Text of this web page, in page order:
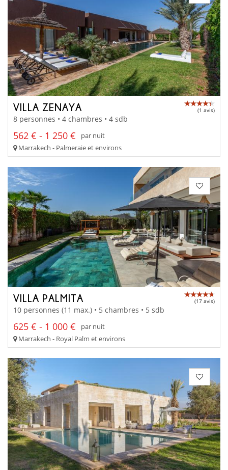
VILLA ZENAYA (1 avis)
8 personnes • 4 chambres • 4 sdb
562 € - 1 250 €
par nuit
Marrakech - Palmeraie et environs
VILLA PALMITA (17 avis)
10 personnes (11 max.) • 5 chambres • 5 sdb
625 € - 1 000 €
par nuit
Marrakech - Royal Palm et environs